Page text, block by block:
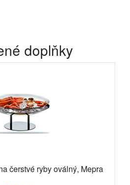
doplňky
čerstvé ryby oválný, Mepra